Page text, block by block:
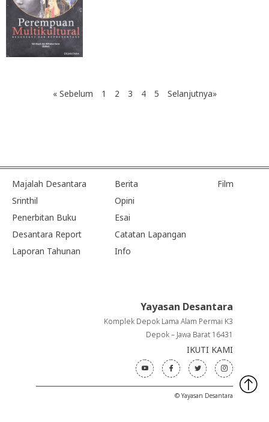
« Sebelum 1 2 3 4 5 Selanjutnya»
Majalah Desantara
Srinthil
Penerbitan Buku
Desantara Report
Laporan Tahunan
Berita
Opini
Esai
Catatan Lapangan
Info
Film
Yayasan Desantara
Komplek Depok Lama Alam Permai K3
Depok – Jawa Barat 16431
IKUTI KAMI
© Yayasan Desantara